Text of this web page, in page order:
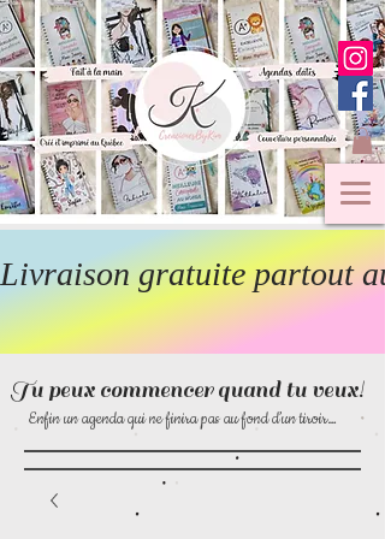
Tu peux commencer quand tu veux!
Enfin un agenda qui ne finira pas au fond d’un tiroir…
Livraison gratuite partout